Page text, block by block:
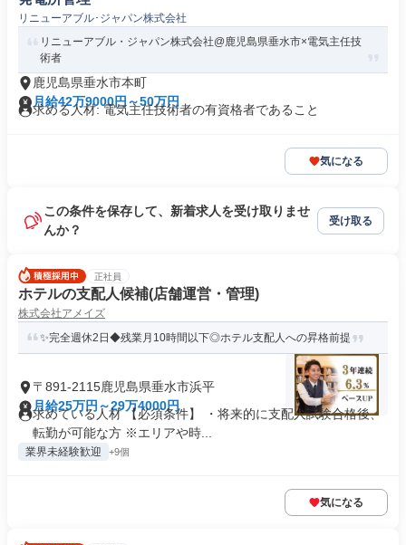
リニューアブル･ジャパン株式会社
リニューアブル・ジャパン株式会社@鹿児島県垂水市×電気主任技
術者
鹿児島県垂水市本町
月給42万9000円～50万円
求める人材: 電気主任技術者の有資格者であること
気になる
この条件を保存して、新着求人を受け取りませ
んか？
受け取る
正社員
ホテルの支配人候補(店舗運営・管理)
株式会社アメイズ
✨完全週休2日◆残業月10時間以下◎ホテル支配人への昇格前提
〒891-2115鹿児島県垂水市浜平
月給25万円～29万4000円
求めている人材 【必須条件】 ・将来的に支配人試験合格後、
転勤が可能な方 ※エリアや時...
業界未経験歓迎 +9個
気になる